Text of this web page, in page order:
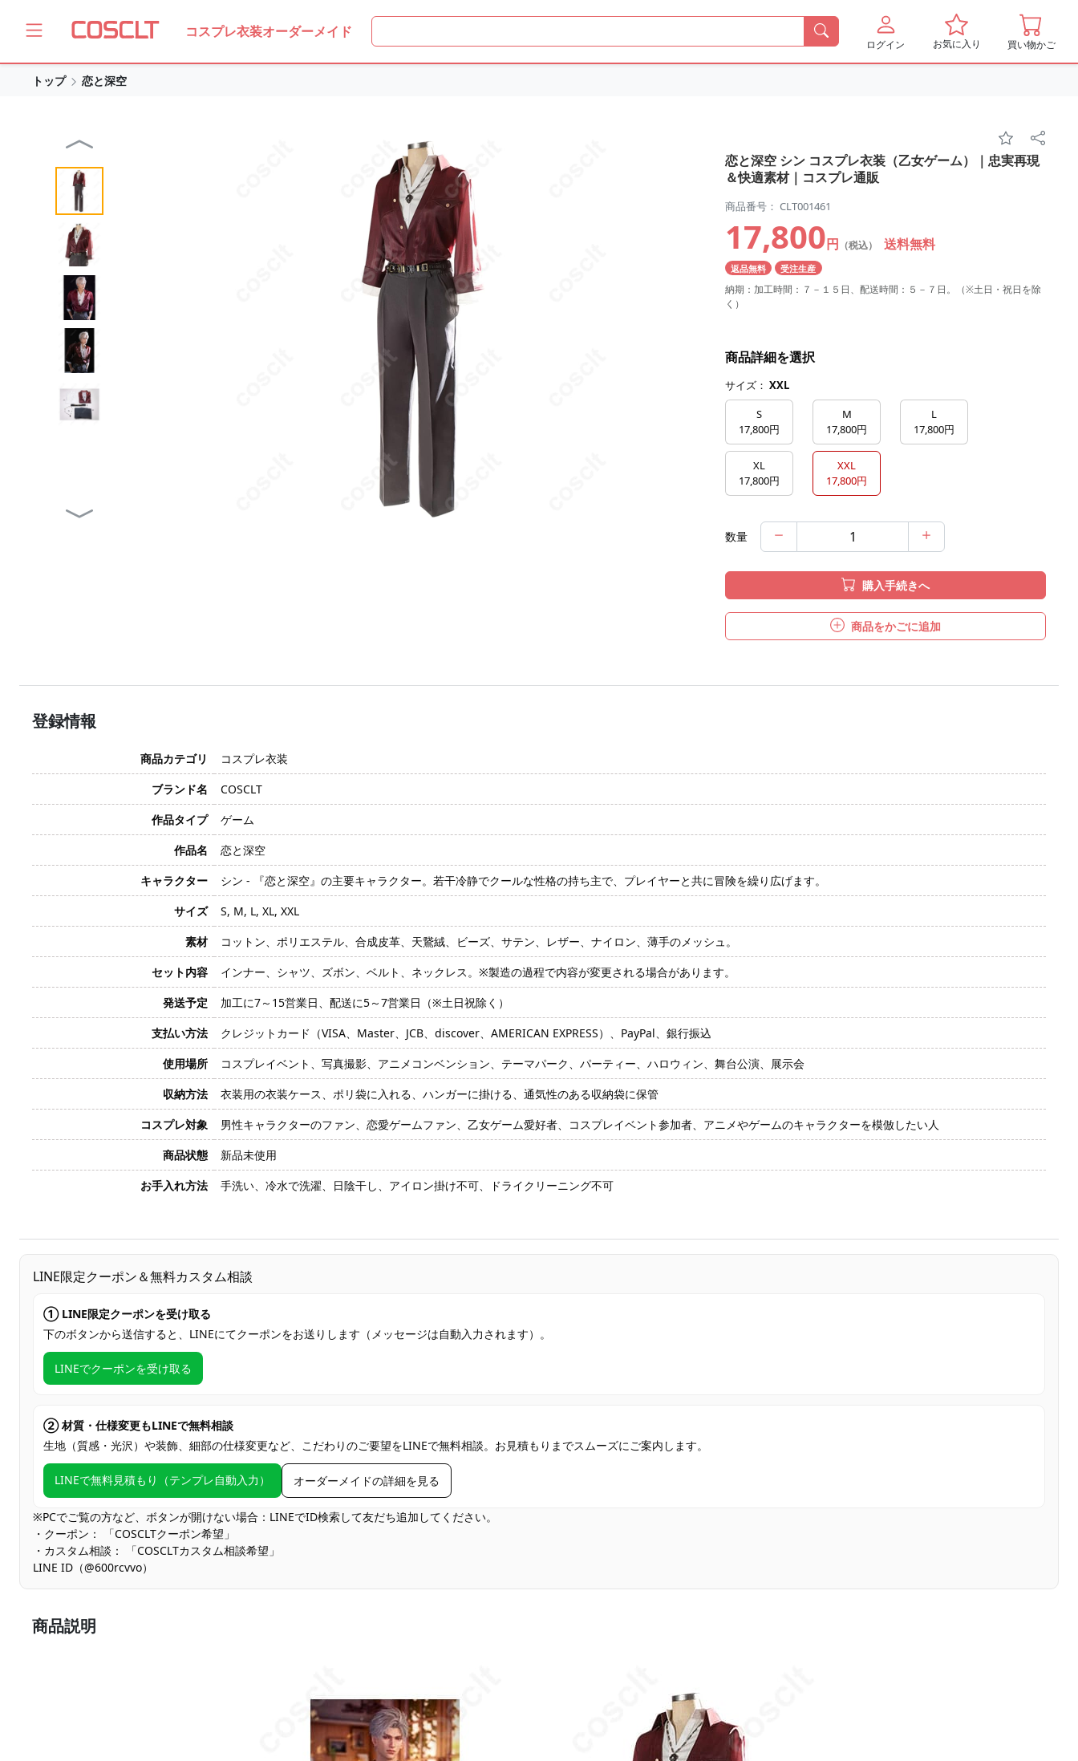
コスプレ衣装オーダーメイド
ログイン お気に入り 買い物かご
トップ 恋と深空
恋と深空 シン コスプレ衣装（乙女ゲーム）｜忠実再現
＆快適素材｜コスプレ通販
商品番号： CLT001461
17,800円 （税込） 送料無料
返品無料 受注生産
納期：加工時間：７－１５日、配送時間：５－７日。（※土日・祝日を除
く）
商品詳細を選択
サイズ： XXL
S
17,800円
M
17,800円
L
17,800円
XL
17,800円
XXL
17,800円
数量
購入手続きへ
商品をかごに追加
登録情報
商品カテゴリ
コスプレ衣装
ブランド名
COSCLT
作品タイプ
ゲーム
作品名
恋と深空
キャラクター
シン - 『恋と深空』の主要キャラクター。若干冷静でクールな性格の持ち主で、プレイヤーと共に冒険を繰り広げます。
サイズ
S, M, L, XL, XXL
素材
コットン、ポリエステル、合成皮革、天鵞絨、ビーズ、サテン、レザー、ナイロン、薄手のメッシュ。
セット内容
インナー、シャツ、ズボン、ベルト、ネックレス。※製造の過程で内容が変更される場合があります。
発送予定
加工に7～15営業日、配送に5～7営業日（※土日祝除く）
支払い方法
クレジットカード（VISA、Master、JCB、discover、AMERICAN EXPRESS）、PayPal、銀行振込
使用場所
コスプレイベント、写真撮影、アニメコンベンション、テーマパーク、パーティー、ハロウィン、舞台公演、展示会
収納方法
衣装用の衣装ケース、ポリ袋に入れる、ハンガーに掛ける、通気性のある収納袋に保管
コスプレ対象
男性キャラクターのファン、恋愛ゲームファン、乙女ゲーム愛好者、コスプレイベント参加者、アニメやゲームのキャラクターを模倣したい人
商品状態
新品未使用
お手入れ方法
手洗い、冷水で洗濯、日陰干し、アイロン掛け不可、ドライクリーニング不可
LINE限定クーポン＆無料カスタム相談
① LINE限定クーポンを受け取る
下のボタンから送信すると、LINEにてクーポンをお送りします（メッセージは自動入力されます）。
LINEでクーポンを受け取る
② 材質・仕様変更もLINEで無料相談
生地（質感・光沢）や装飾、細部の仕様変更など、こだわりのご要望をLINEで無料相談。お見積もりまでスムーズにご案内します。
LINEで無料見積もり（テンプレ自動入力） オーダーメイドの詳細を見る
※PCでご覧の方など、ボタンが開けない場合：LINEでID検索して友だち追加してください。
・クーポン： 「COSCLTクーポン希望」
・カスタム相談： 「COSCLTカスタム相談希望」
LINE ID（@600rcvvo）
商品説明